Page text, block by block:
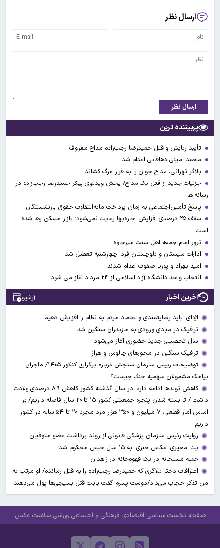
ارسال نظر
ارسال نظر
پربیننده ترین
تأیید ربایش و قتل حمیدرضا رجب‌زاده مداح معروف
محمد امینی دهاقانی اعدام شد
بلاگر تهرانی، مداح جوان را به قرار مرگ کشاند
جزئیات جدید از قتل یک مداح/ پخش ویدئوی پیکر حمیدرضا رجب‌زاده در
رسانه ها
پاسخ تأمین‌اجتماعی به زمان پرداخت مابه‌التفاوت حقوق بازنشستگان
سقف ۲۵ درصدی افزایش اجاره‌بها رعایت نمی‌شود؛ بازار مسکن رها شده
است
ترور امام جمعه اهل سنت میرجاوه
ادارات سیستان و بلوچستان فردا چهارشنبه تعطیل شد
امید بهزاد و پوریا صفوت اعدام شدند
انتخاب واحد دانشگاه آزاد اسلامی از ۲۴ مرداد آغاز می شود
آخرین اخبار آرشیو
اژه‌ای: باید رضایتمندی و اعتماد مردم به نظام را افزایش دهیم
ترافیک در مبادی ورودی به مازندران سنگین شد
سال تحصیلی جدید حضوری آغاز می‌شود
ترافیک سنگین در محورهای چالوس و هراز
توضیحات رییس سازمان سنجش درباره برگزاری کنکور ۱۴۰۵/ ماجرای
پیامک مشمولان سهمیه جنگ چیست؟
کاهش تولدها ادامه دارد؛ در سال گذشته کشور کاهش ۸.۹ درصدی ولادت
داشت / تا بسته شدن پنجره جمعیتی کشور ۱۵ تا ۲۰ سال فاصله داریم/ بر
اساس آمار قطعی، ۷ میلیون و ۳۵۰ هزار مرد مجرد ۲۰ تا ۵۴ ساله در کشور
داریم
روایت رئیس سازمان پزشکی قانونی از روند برداشت عضو متوفیان
یلدا معیری، عکاس خبری، به ۱۵ سال حبس محکوم شد
حمله مسلحانه در یک قهوه‌خانه در زاهدان
اعترافات دختر بلاگری که حمیدرضا رجب‌زاده را به قتل رسانده/ او مرتب به
من تذکر حجاب می‌داد/دوست پسرم گفت بابت قتل بسیجی‌ها پول می‌دهند
صفحه نخست سیاسی اقتصادی فرهنگی و اجتماعی ورزشی سلامت عکس